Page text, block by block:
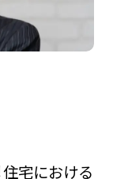
宅における